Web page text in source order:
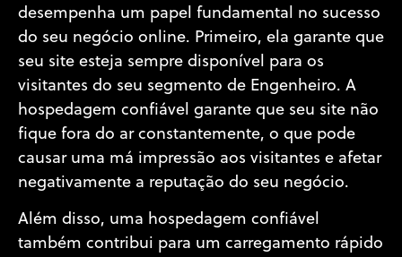
desempenha um papel fundamental no sucesso
do seu negócio online. Primeiro, ela garante que
seu site esteja sempre disponível para os
visitantes do seu segmento de Engenheiro. A
hospedagem confiável garante que seu site não
fique fora do ar constantemente, o que pode
causar uma má impressão aos visitantes e afetar
negativamente a reputação do seu negócio.
Além disso, uma hospedagem confiável
também contribui para um carregamento rápido